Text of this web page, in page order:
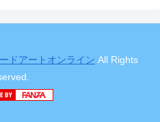
ドアートオンライン All Rights